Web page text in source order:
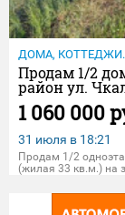
ДОМА,
Продам 1/2
район ул.
1 060 000
31 июля в 18:21
Продам 1/2
(жилая 33 кв.м.) на
на подключение